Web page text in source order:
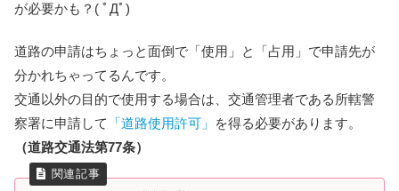
が必要かも？( ﾟДﾟ)
道路の申請はちょっと面倒で「使用」と「占用」で申請先が
分かれちゃってるんです。
交通以外の目的で使用する場合は、交通管理者である所轄警
察署に申請して
「道路使用許可」
を得る必要があります。
（道路交通法第77条）